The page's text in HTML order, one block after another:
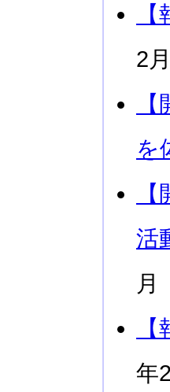
2月
を
活
月
年